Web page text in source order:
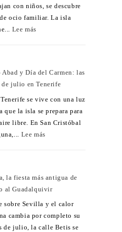
con niños, se descubre
ocio familiar. La isla
Lee más
y Día del Carmen: las
de julio en Tenerife
se vive con una luz
la isla se prepara para
libre. En San Cristóbal
Lee más
la fiesta más antigua de
al Guadalquivir
sobre Sevilla y el calor
cambia por completo su
de julio, la calle Betis se